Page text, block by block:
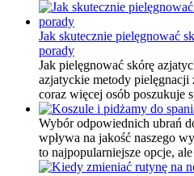
Jak skutecznie pielęgnować
porady
Jak pielęgnować skórę
azjatyckie metody pielęgnacji
coraz więcej osób poszukuje
Wybór odpowiednich ubrań
wpływa na jakość naszego
to najpopularniejsze opcje,